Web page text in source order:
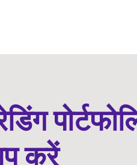
करें